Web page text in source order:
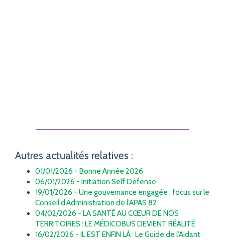
Autres actualités relatives :
01/01/2026 - Bonne Année 2026
06/01/2026 - Initiation Self Défense
19/01/2026 - Une gouvernance engagée : focus sur le
Conseil d’Administration de l’APAS 82
04/02/2026 - LA SANTÉ AU CŒUR DE NOS
TERRITOIRES : LE MÉDICOBUS DEVIENT RÉALITÉ
16/02/2026 - IL EST ENFIN LÀ : Le Guide de l’Aidant